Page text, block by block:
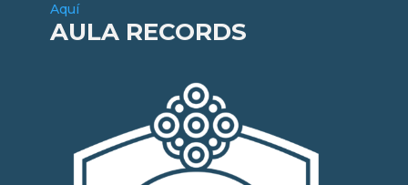
Aquí
AULA RECORDS